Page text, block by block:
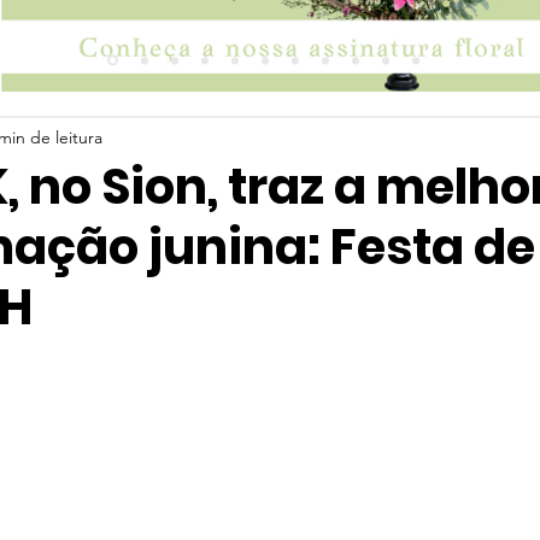
no Sion, traz a
junina: Festa de
de leitura